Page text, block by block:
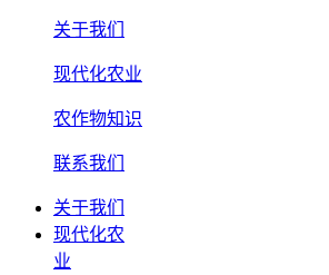
关于我们
现代化农业
农作物知识
联系我们
关于我们
现代化农
业